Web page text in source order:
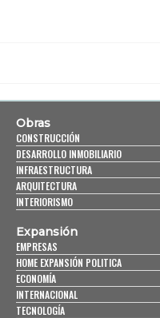
Obras
CONSTRUCCIÓN
DESARROLLO INMOBILIARIO
INFRAESTRUCTURA
ARQUITECTURA
INTERIORISMO
Expansión
EMPRESAS
HOME EXPANSIÓN POLITICA
ECONOMÍA
INTERNACIONAL
TECNOLOGÍA